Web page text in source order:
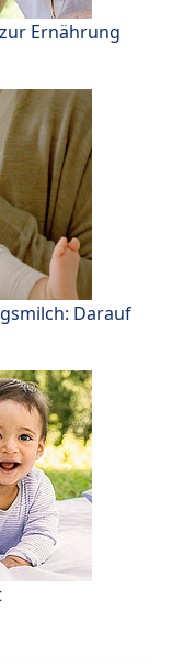
Ernährung
Darauf